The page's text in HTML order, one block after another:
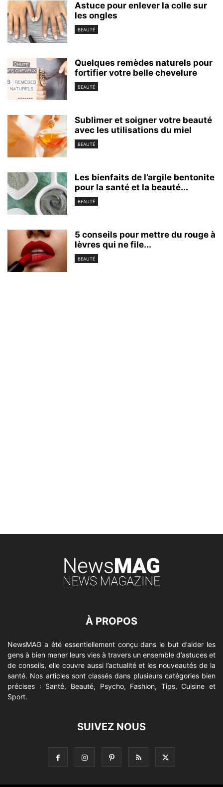
Astuce pour enlever la colle sur
les ongles
BEAUTÉ
Quelques remèdes naturels pour
fortifier votre belle chevelure
BEAUTÉ
Sublimer et soigner votre beauté
avec les utilisations du miel
BEAUTÉ
Les bienfaits de l’argile bentonite
pour la santé et la beauté...
BEAUTÉ
5 conseils pour mettre du rouge à
lèvres qui ne file...
BEAUTÉ
À PROPOS
NewsMAG a été essentiellement conçu dans le but d’aider les
gens à bien mener leurs vies à travers un ensemble d’astuces et
de conseils, elle couvre aussi l’actualité et les nouveautés de la
santé. Nos articles sont classés dans plusieurs catégories bien
précises : Santé, Beauté, Psycho, Fashion, Tips, Cuisine et
Sport.
SUIVEZ NOUS